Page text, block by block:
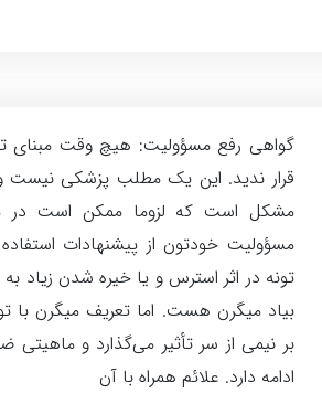
گواهی رفع مسؤولیت: هیچ وقت
قرار ندید. این یک مطلب پزشکی
مشکل است که لزوما ممکن است در
مسؤولیت خودتون از پیشنهادات
تونه در اثر استرس و یا خیره شدن زیاد
بیاد میگرن هست. اما تعریف میگرن با
ادامه دارد. علائم همراه با آن